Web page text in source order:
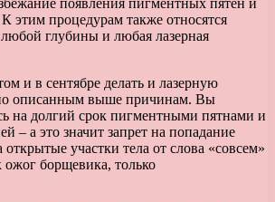
этим процедурам также относятся
глубины и любая лазерная
и в сентябре делать и лазерную
описанным выше причинам. Вы
на долгий срок пигментными пятнами и
– а это значит запрет на попадание
участки тела от слова «совсем»
борщевика, только